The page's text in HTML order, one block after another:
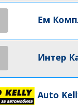
Ем
Интер
Auto